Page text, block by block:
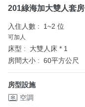
201綠海加大雙人套房
入住人數 : 1~2 位
可加人
床型 :
大雙人床 * 1
房間大小 : 60平方公尺
房型設施
空調